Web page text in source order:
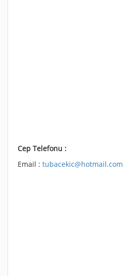
Cep Telefonu :
Email : tubacekic@hotmail.com